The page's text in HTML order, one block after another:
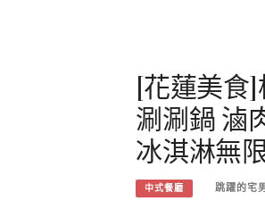
[花蓮美食
涮涮鍋 滷
冰淇淋無
中式餐廳 跳躍的宅